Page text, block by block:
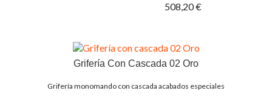
508,20 €
Grifería Con Cascada 02 Oro
Grifería monomando con cascada acabados especiales